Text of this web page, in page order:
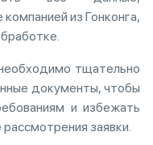
из Гонконга,
тщательно
документы, чтобы
и избежать
заявки.